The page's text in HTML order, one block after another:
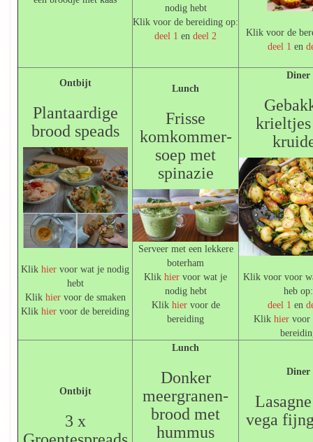
nodig hebt
Klik voor de bereiding op:
deel 1 endeel 2
Klik voor de
deel 1 en
Ontbijt
Plantaardige
brood speads
Klikhier voor wat je nodig
hebt
Klik hiervoor de smaken
Klikhier voor de bereiding
Lunch
Frisse
komkommer-
soep met
spinazie
Serveer met een lekkere
boterham
Klikhier voor wat je
nodig hebt
Klik hiervoor de
bereiding
Diner
Klik voor voor
heb op:
deel 1 en
Klikhier voor
Ontbijt
3 x
Lunch
Donker
meergranen-
brood met
hummus
Diner
vega